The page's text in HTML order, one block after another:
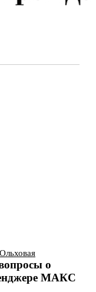
Архив
о
МАКС